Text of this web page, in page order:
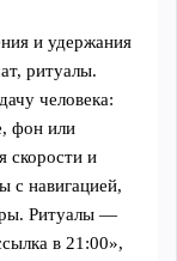
и удержания
ритуалы.
человека:
фон или
скорости и
с навигацией,
Ритуалы —
в 21:00»,